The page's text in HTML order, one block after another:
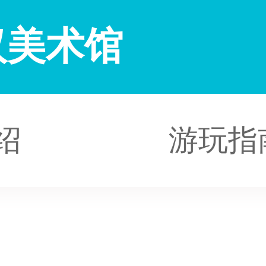
术馆
游玩指